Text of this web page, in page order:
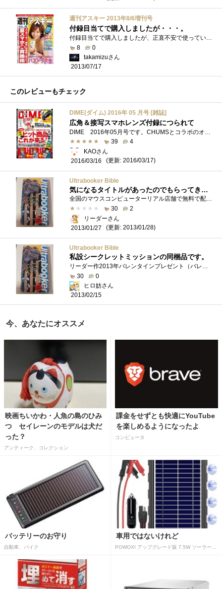
週刊アスキー 2013年8/6増刊号
付録目当てで購入しましたが・・・。
付録目当てで購入しましたが、正直不安で使っていません。理由は、こちらの防水ケースがあるからです。非常に丈夫なので、お風呂に持ち込ん�...
8
0
takamizuさん
2013/07/17
このレビューもチェック
DIME(ダイム) 2016年 05 月号 [雑誌]
広角＆接写スマホレンズ付録につられて
39
4
KAOさん
2016/03/16
(更新: 2016/03/17)
Ultrabooker Bible
気になるタイトルがあったのでもらってきました
全国のマウスコンピューターリアル店舗で無料で配布されているらしい、分厚い冊子です。2012年10月20日時点での情報で作られた冊子のようで結構...
30
2
リーダーさん
2013/01/27
(更新: 2013/01/28)
Ultrabooker Bible
私設シークレットミッションの同梱品です。
リーダー作2013年バレンタインプレゼント（バレンタイン特別イベント シークレットミッション）に同梱されていました。マウスコンピューター�...
30
0
ヒロ妨さん
2013/02/15
今、あなたにオススメ
映画ちいかわ・人魚の島のひみ
つ セイレーンのモデルは犬だ
った？
アンティーク、コレクション
課金をせずとも快適にYouTube
を楽しめるようになったよ
コンピュータ
バッテリーのお守り
自動車、バイク
車用ではないけれど
POWOXI アップグレード版 7.5W ソーラーバッテリートリクルチャージャーメンテナー 12V ポータブル防水ソーラーパネル トリクル充電キット 車、自動車、オートバイ、ボート、マリン、RV、トレーラー、スノーモービルなど用